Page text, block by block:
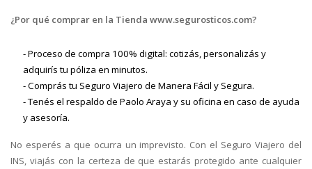
¿Por qué comprar en la Tienda www.segurosticos.com?
- Proceso de compra 100% digital: cotizás, personalizás y
adquirís tu póliza en minutos.
- Comprás tu Seguro Viajero de Manera Fácil y Segura.
- Tenés el respaldo de Paolo Araya y su oficina en caso de ayuda
y asesoría.
No esperés a que ocurra un imprevisto. Con el Seguro Viajero del
INS, viajás con la certeza de que estarás protegido ante cualquier